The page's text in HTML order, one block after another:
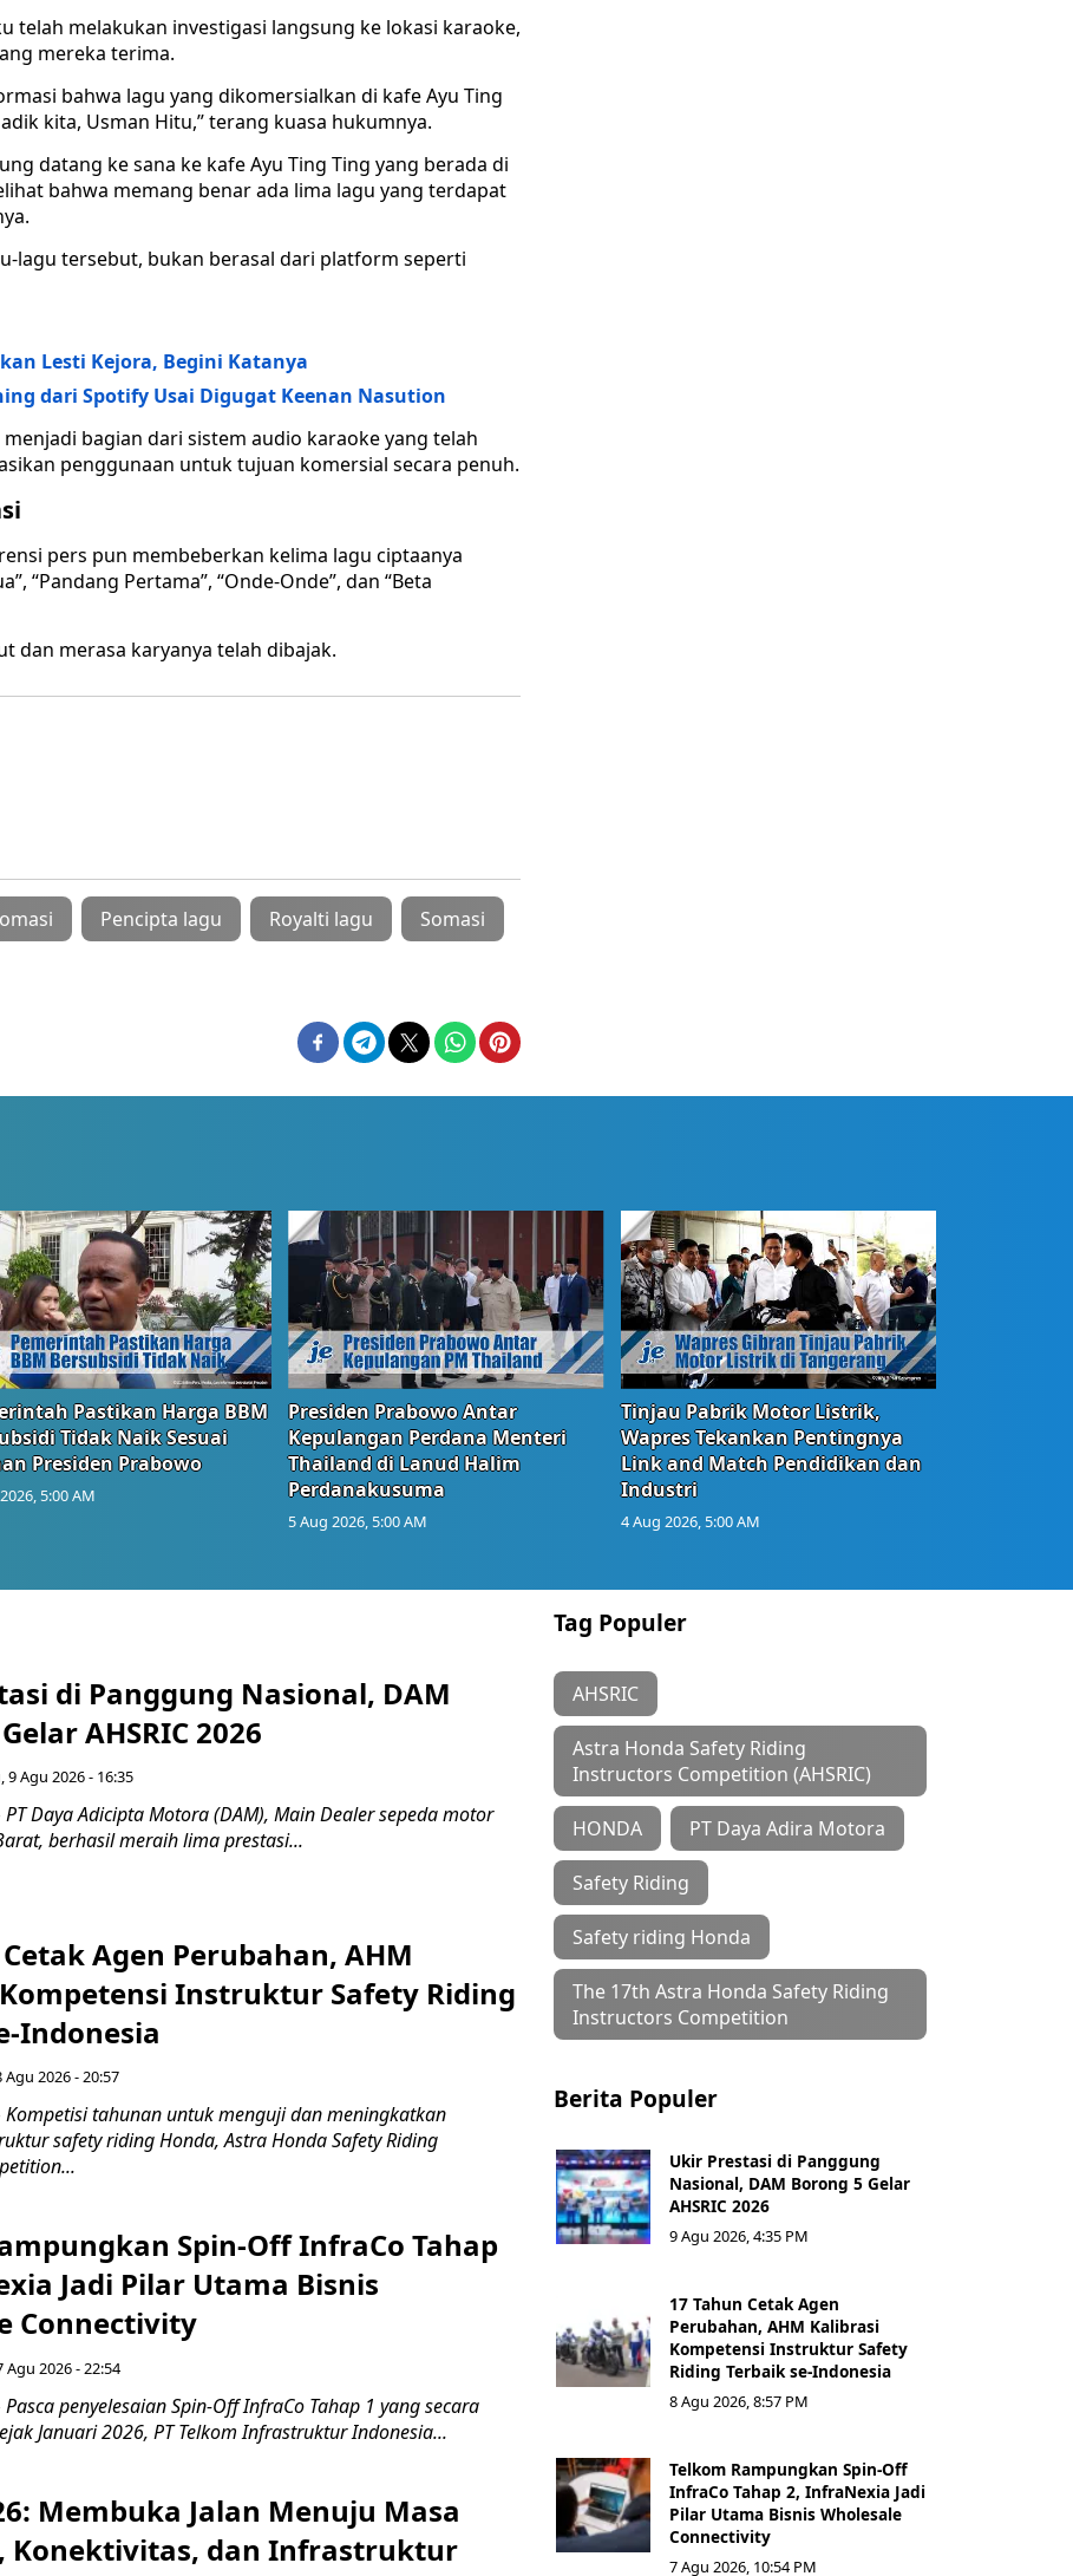
telah melakukan investigasi langsung ke lokasi karaoke,
mereka terima.
bahwa lagu yang dikomersialkan di kafe Ayu Ting
kita, Usman Hitu,” terang kuasa hukumnya.
datang ke sana ke kafe Ayu Ting Ting yang berada di
bahwa memang benar ada lima lagu yang terdapat
lagu tersebut, bukan berasal dari platform seperti
Lesti Kejora, Begini Katanya
dari Spotify Usai Digugat Keenan Nasution
bagian dari sistem audio karaoke yang telah
penggunaan untuk tujuan komersial secara penuh.
pers pun membeberkan kelima lagu ciptaanya
“Pandang Pertama”, “Onde-Onde”, dan “Beta
dan merasa karyanya telah dibajak.
Pencipta lagu Royalti lagu Somasi
Pastikan Harga BBM
Tidak Naik Sesuai
Presiden Prabowo
5:00 AM
Presiden Prabowo Antar
Kepulangan Perdana Menteri
Thailand di Lanud Halim
Perdanakusuma
5 Aug 2026, 5:00 AM
Tinjau Pabrik Motor Listrik,
Wapres Tekankan Pentingnya
Link and Match Pendidikan dan
Industri
4 Aug 2026, 5:00 AM
di Panggung Nasional, DAM
AHSRIC 2026
9 Agu 2026 - 16:35
PT Daya Adicipta Motora (DAM), Main Dealer sepeda motor
berhasil meraih lima prestasi...
Agen Perubahan, AHM
Instruktur Safety Riding
Indonesia
Agu 2026 - 20:57
Kompetisi tahunan untuk menguji dan meningkatkan
safety riding Honda, Astra Honda Safety Riding
Spin-Off InfraCo Tahap
Jadi Pilar Utama Bisnis
Connectivity
Agu 2026 - 22:54
Pasca penyelesaian Spin-Off InfraCo Tahap 1 yang secara
Januari 2026, PT Telkom Infrastruktur Indonesia...
Membuka Jalan Menuju Masa
Konektivitas, dan Infrastruktur
Tag Populer
AHSRIC
Astra Honda Safety Riding
Instructors Competition (AHSRIC)
HONDA PT Daya Adira Motora
Safety Riding
Safety riding Honda
The 17th Astra Honda Safety Riding
Instructors Competition
Berita Populer
Ukir Prestasi di Panggung
Nasional, DAM Borong 5 Gelar
AHSRIC 2026
9 Agu 2026, 4:35 PM
17 Tahun Cetak Agen
Perubahan, AHM Kalibrasi
Kompetensi Instruktur Safety
Riding Terbaik se-Indonesia
8 Agu 2026, 8:57 PM
Telkom Rampungkan Spin-Off
InfraCo Tahap 2, InfraNexia Jadi
Pilar Utama Bisnis Wholesale
Connectivity
7 Agu 2026, 10:54 PM